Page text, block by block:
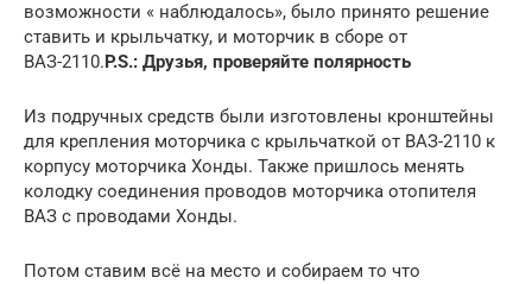
возможности « наблюдалось», было принято решение
ставить и крыльчатку, и моторчик в сборе от
ВАЗ-2110.P.S.: Друзья, проверяйте полярность
Из подручных средств были изготовлены кронштейны
для крепления моторчика с крыльчаткой от ВАЗ-2110 к
корпусу моторчика Хонды. Также пришлось менять
колодку соединения проводов моторчика отопителя
ВАЗ с проводами Хонды.
Потом ставим всё на место и собираем то что